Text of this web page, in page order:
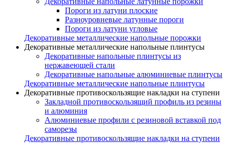
Пороги из латуни плоские
Разноуровневые латунные пороги
Пороги из латуни угловые
Декоративные металлические напольные порожки
Декоративные металлические напольные плинтусы
Декоративные напольные плинтусы из
нержавеющей стали
Декоративные напольные алюминиевые плинтусы
Декоративные металлические напольные плинтусы
Декоративные противоскользящие накладки на ступени
Закладной противоскользящий профиль из резины
и алюминия
Алюминиевые профили с резиновой вставкой под
саморезы
Декоративные противоскользящие накладки на ступени